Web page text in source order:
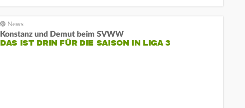
Konstanz und Demut beim SVWW
DAS IST DRIN FÜR DIE SAISON IN LIGA 3